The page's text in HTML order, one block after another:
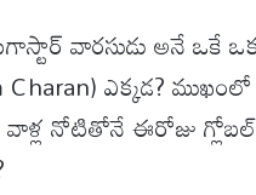
వారసుడు అనే ఒకే
ఎక్కడ?
వాళ్ల నోటితోనే ఈరోజు